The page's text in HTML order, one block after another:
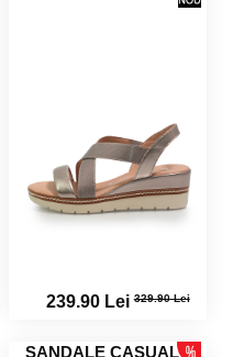
239.90 Lei329.90 Lei
SANDALE CASUAL